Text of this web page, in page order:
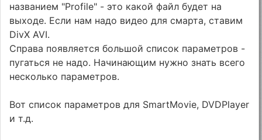
названием "Profile" - это какой файл будет на
выходе. Если нам надо видео для смарта, ставим
DivX AVI.
Справа появляется большой список параметров -
пугаться не надо. Начинающим нужно знать всего
несколько параметров.
Вот список параметров для SmartMovie, DVDPlayer
и т.д.